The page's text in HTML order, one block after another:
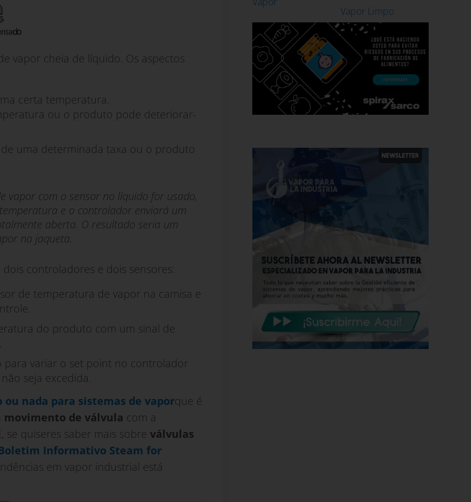
vapor cheia de líquido. Os aspectos
certa temperatura.
ou o produto pode deteriorar-
uma determinada taxa ou o produto
vapor com o sensor no líquido for usado,
e o controlador enviará um
aberta. O resultado seria um
na jaqueta.
controladores e dois sensores:
de temperatura de vapor na camisa e
do produto com um sinal de
variar o set point no controlador
seja excedida.
nada para sistemas de vaporque é
movimento de válvula com a
quiseres saber mais sobre válvulas
Informativo Steam for
em vapor industrial está
Vapor Limpo